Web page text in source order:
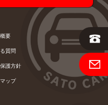
要
質問
護方針
ップ